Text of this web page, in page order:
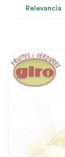
Relevancia